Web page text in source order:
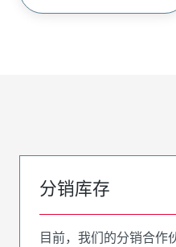
分销库存
目前，我们的分销合作